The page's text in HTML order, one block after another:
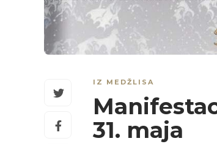
IZ MEDŽLISA
31. maja